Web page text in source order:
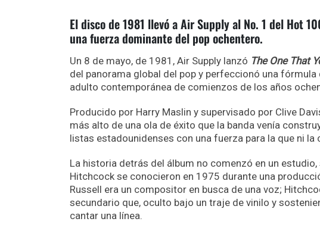
El disco de 1981 llevó a Air Supply al No. 1 del Hot
una fuerza dominante del pop ochentero.
Un 8 de mayo, de 1981, Air Supply lanzó The One That
del panorama global del pop y perfeccionó una
adulto contemporánea de comienzos de los años
Producido por Harry Maslin y supervisado por Clive
más alto de una ola de éxito que la banda venía
listas estadounidenses con una fuerza para la que ni
La historia detrás del álbum no comenzó en un
Hitchcock se conocieron en 1975 durante una
Russell era un compositor en busca de una voz;
secundario que, oculto bajo un traje de vinilo y
cantar una línea.